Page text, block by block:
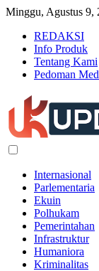
Minggu, Agustus 9,
REDAKSI
Info Produk
Tentang Kami
Pedoman
Internasional
Parlementaria
Ekuin
Polhukam
Pemerintahan
Infrastruktur
Humaniora
Kriminalitas